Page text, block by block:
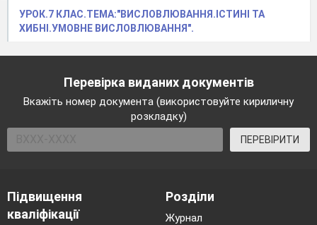
УРОК.7 КЛАС.ТЕМА:"ВИСЛОВЛЮВАННЯ.ІСТИНІ ТА
ХИБНІ.УМОВНЕ ВИСЛОВЛЮВАННЯ".
Перевірка виданих документів
Вкажіть номер документа (використовуйте кириличну
розкладку)
ПЕРЕВІРИТИ
Підвищення
кваліфікації
Розділи
Журнал